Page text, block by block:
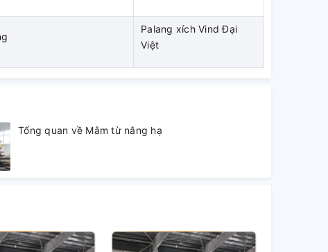
Palang xích Vind Đại
Việt
Tổng quan về Mâm từ nâng hạ